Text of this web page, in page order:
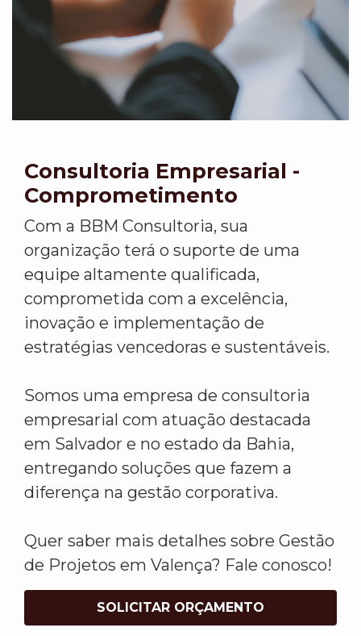
Consultoria Empresarial -
Comprometimento
Com a BBM Consultoria, sua
organização terá o suporte de uma
equipe altamente qualificada,
comprometida com a excelência,
inovação e implementação de
estratégias vencedoras e sustentáveis.
Somos uma empresa de consultoria
empresarial com atuação destacada
em Salvador e no estado da Bahia,
entregando soluções que fazem a
diferença na gestão corporativa.
Quer saber mais detalhes sobre Gestão
de Projetos em Valença? Fale conosco!
SOLICITAR ORÇAMENTO